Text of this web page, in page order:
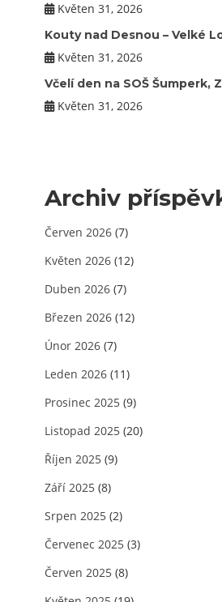
Květen 31, 2026
Kouty nad Desnou – Velké
Květen 31, 2026
Včelí den na SOŠ Šumperk,
Květen 31, 2026
Archiv
Červen 2026 (7)
Květen 2026 (12)
Duben 2026 (7)
Březen 2026 (12)
Únor 2026 (7)
Leden 2026 (11)
Prosinec 2025 (9)
Listopad 2025 (20)
Říjen 2025 (9)
Září 2025 (8)
Srpen 2025 (2)
Červenec 2025 (3)
Červen 2025 (8)